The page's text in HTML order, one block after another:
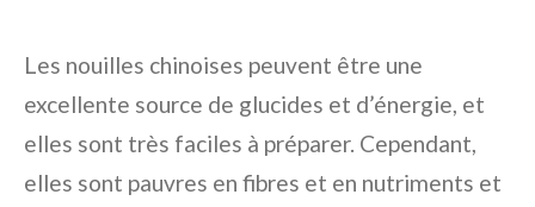
Les nouilles chinoises peuvent être une
excellente source de glucides et d’énergie, et
elles sont très faciles à préparer. Cependant,
elles sont pauvres en fibres et en nutriments et